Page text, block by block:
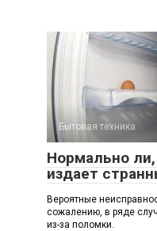
Бытовая техника
Нормально
издает
Вероятные
сожалению, в ряде
из-за поломки.